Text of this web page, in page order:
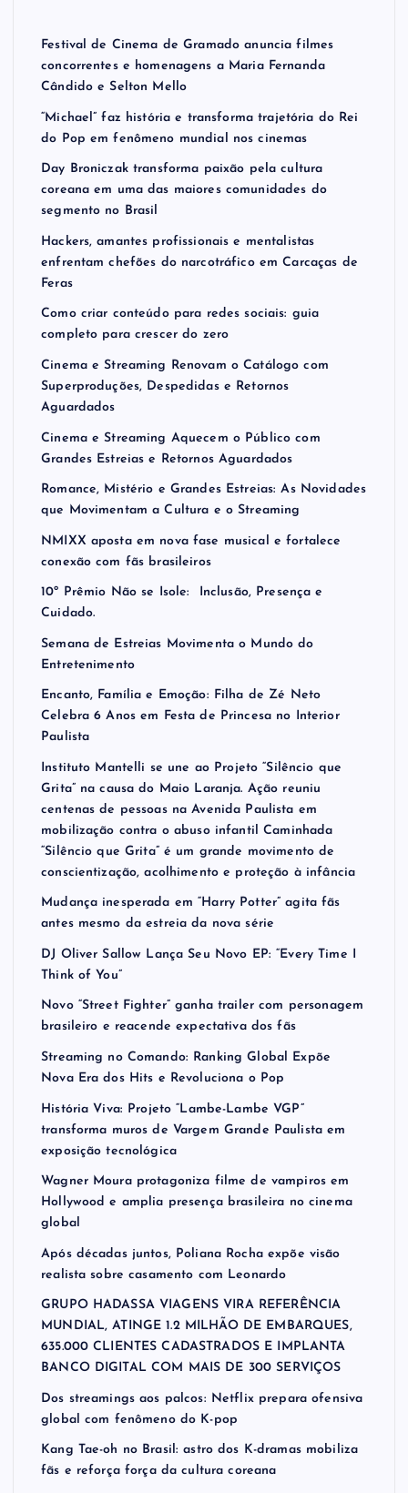
Festival de Cinema de Gramado anuncia filmes
concorrentes e homenagens a Maria Fernanda
Cândido e Selton Mello
“Michael” faz história e transforma trajetória do Rei
do Pop em fenômeno mundial nos cinemas
Day Broniczak transforma paixão pela cultura
coreana em uma das maiores comunidades do
segmento no Brasil
Hackers, amantes profissionais e mentalistas
enfrentam chefões do narcotráfico em Carcaças de
Feras
Como criar conteúdo para redes sociais: guia
completo para crescer do zero
Cinema e Streaming Renovam o Catálogo com
Superproduções, Despedidas e Retornos
Aguardados
Cinema e Streaming Aquecem o Público com
Grandes Estreias e Retornos Aguardados
Romance, Mistério e Grandes Estreias: As Novidades
que Movimentam a Cultura e o Streaming
NMIXX aposta em nova fase musical e fortalece
conexão com fãs brasileiros
10º Prêmio Não se Isole: Inclusão, Presença e
Cuidado.
Semana de Estreias Movimenta o Mundo do
Entretenimento
Encanto, Família e Emoção: Filha de Zé Neto
Celebra 6 Anos em Festa de Princesa no Interior
Paulista
Instituto Mantelli se une ao Projeto “Silêncio que
Grita” na causa do Maio Laranja. Ação reuniu
centenas de pessoas na Avenida Paulista em
mobilização contra o abuso infantil Caminhada
“Silêncio que Grita” é um grande movimento de
conscientização, acolhimento e proteção à infância
Mudança inesperada em “Harry Potter” agita fãs
antes mesmo da estreia da nova série
DJ Oliver Sallow Lança Seu Novo EP: “Every Time I
Think of You”
Novo “Street Fighter” ganha trailer com personagem
brasileiro e reacende expectativa dos fãs
Streaming no Comando: Ranking Global Expõe
Nova Era dos Hits e Revoluciona o Pop
História Viva: Projeto “Lambe-Lambe VGP”
transforma muros de Vargem Grande Paulista em
exposição tecnológica
Wagner Moura protagoniza filme de vampiros em
Hollywood e amplia presença brasileira no cinema
global
Após décadas juntos, Poliana Rocha expõe visão
realista sobre casamento com Leonardo
GRUPO HADASSA VIAGENS VIRA REFERÊNCIA
MUNDIAL, ATINGE 1.2 MILHÃO DE EMBARQUES,
635.000 CLIENTES CADASTRADOS E IMPLANTA
BANCO DIGITAL COM MAIS DE 300 SERVIÇOS
Dos streamings aos palcos: Netflix prepara ofensiva
global com fenômeno do K-pop
Kang Tae-oh no Brasil: astro dos K-dramas mobiliza
fãs e reforça força da cultura coreana